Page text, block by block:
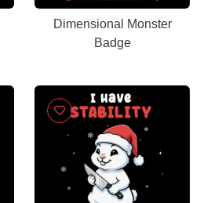
Dimensional Monster
Badge